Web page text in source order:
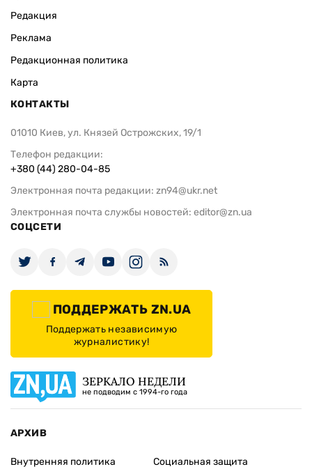
Редакция
Реклама
Редакционная политика
Карта
КОНТАКТЫ
01010 Киев, ул. Князей Острожских, 19/1
Телефон редакции:
+380 (44) 280-04-85
Электронная почта редакции: zn94@ukr.net
Электронная почта службы новостей: editor@zn.ua
СОЦСЕТИ
ПОДДЕРЖАТЬ ZN.UA
Поддержать независимую
журналистику!
ЗЕРКАЛО НЕДЕЛИ
не подводим с 1994-го года
АРХИВ
Внутренняя политика
Социальная защита